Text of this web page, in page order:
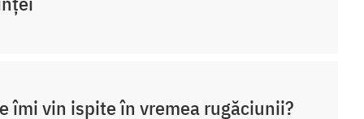
îmi vin ispite în vremea rugăciunii?